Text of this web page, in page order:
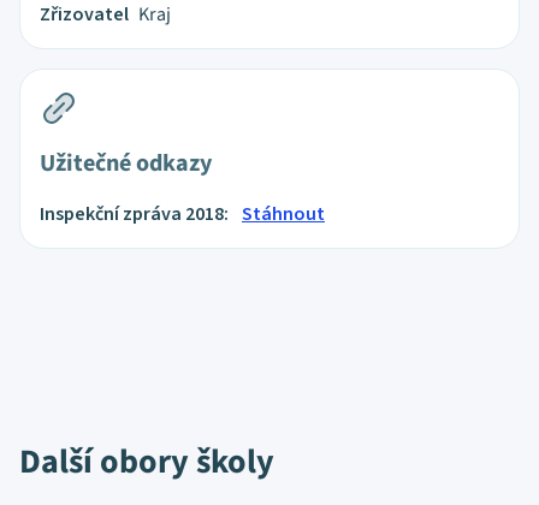
Zřizovatel Kraj
Užitečné odkazy
Inspekční zpráva 2018: Stáhnout
Další obory školy